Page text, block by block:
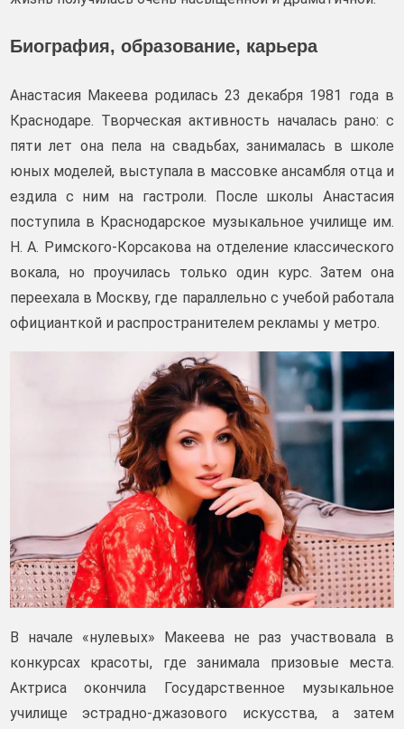
Биография, образование, карьера
Анастасия Макеева родилась 23 декабря 1981 года в
Краснодаре. Творческая активность началась рано: с
пяти лет она пела на свадьбах, занималась в школе
юных моделей, выступала в массовке ансамбля отца и
ездила с ним на гастроли. После школы Анастасия
поступила в Краснодарское музыкальное училище им.
Н. А. Римского-Корсакова на отделение классического
вокала, но проучилась только один курс. Затем она
переехала в Москву, где параллельно с учебой работала
официанткой и распространителем рекламы у метро.
В начале «нулевых» Макеева не раз участвовала в
конкурсах красоты, где занимала призовые места.
Актриса окончила Государственное музыкальное
училище эстрадно-джазового искусства, а затем